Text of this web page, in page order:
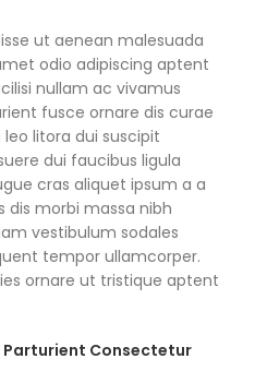
ut aenean malesuada
odio adipiscing aptent
nullam ac vivamus
fusce ornare dis curae
litora dui suscipit
dui faucibus ligula
cras aliquet ipsum a a
morbi massa nibh
vestibulum sodales
tempor ullamcorper.
ornare ut tristique aptent
Parturient Consectetur